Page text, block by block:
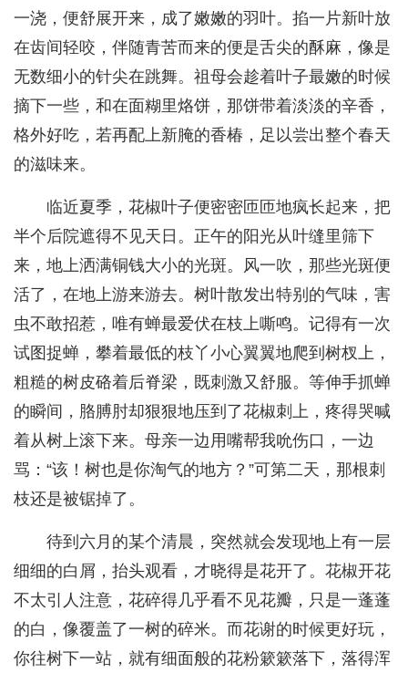
一浇，便舒展开来，成了嫩嫩的羽叶。掐一片新叶放
在齿间轻咬，伴随青苦而来的便是舌尖的酥麻，像是
无数细小的针尖在跳舞。祖母会趁着叶子最嫩的时候
摘下一些，和在面糊里烙饼，那饼带着淡淡的辛香，
格外好吃，若再配上新腌的香椿，足以尝出整个春天
的滋味来。
临近夏季，花椒叶子便密密匝匝地疯长起来，把
半个后院遮得不见天日。正午的阳光从叶缝里筛下
来，地上洒满铜钱大小的光斑。风一吹，那些光斑便
活了，在地上游来游去。树叶散发出特别的气味，害
虫不敢招惹，唯有蝉最爱伏在枝上嘶鸣。记得有一次
试图捉蝉，攀着最低的枝丫小心翼翼地爬到树杈上，
粗糙的树皮硌着后脊梁，既刺激又舒服。等伸手抓蝉
的瞬间，胳膊肘却狠狠地压到了花椒刺上，疼得哭喊
着从树上滚下来。母亲一边用嘴帮我吮伤口，一边
骂：“该！树也是你淘气的地方？”可第二天，那根刺
枝还是被锯掉了。
待到六月的某个清晨，突然就会发现地上有一层
细细的白屑，抬头观看，才晓得是花开了。花椒开花
不太引人注意，花碎得几乎看不见花瓣，只是一蓬蓬
的白，像覆盖了一树的碎米。而花谢的时候更好玩，
你往树下一站，就有细面般的花粉簌簌落下，落得浑